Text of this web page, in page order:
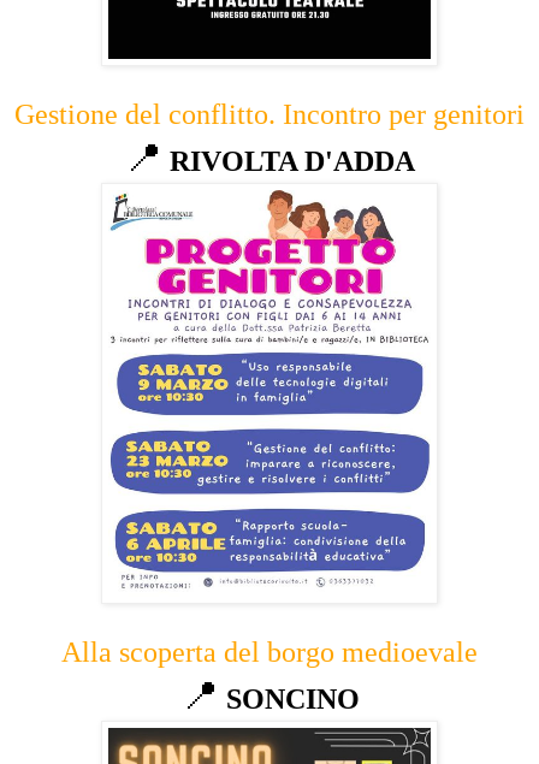
Gestione del conflitto. Incontro per genitori
📍 RIVOLTA D'ADDA
Alla scoperta del borgo medioevale
📍 SONCINO